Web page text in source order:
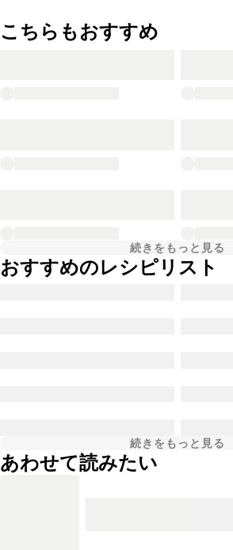
こちらもおすすめ
続きをもっと見る
おすすめのレシピリスト
続きをもっと見る
あわせて読みたい